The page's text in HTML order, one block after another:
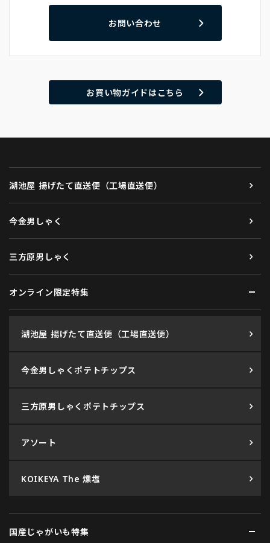
お問い合わせ
お買い物ガイドはこちら
湖池屋 揚げたて直送便（工場直送便）
今金男しゃく
三方原男しゃく
オンライン限定特集
湖池屋 揚げたて直送便（工場直送便）
今金男しゃくポテトチップス
三方原男しゃくポテトチップス
アソート
KOIKEYA The 燻塩
国産じゃがいも特集